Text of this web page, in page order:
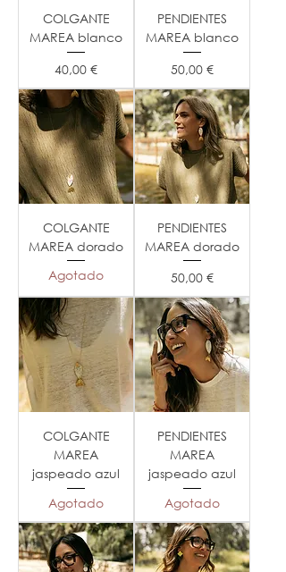
COLGANTE
MAREA blanco
Precio
40,00 €
PENDIENTES
MAREA blanco
Precio
50,00 €
COLGANTE
MAREA dorado
Agotado
PENDIENTES
MAREA dorado
Precio
50,00 €
COLGANTE
MAREA
jaspeado azul
Agotado
PENDIENTES
MAREA
jaspeado azul
Agotado